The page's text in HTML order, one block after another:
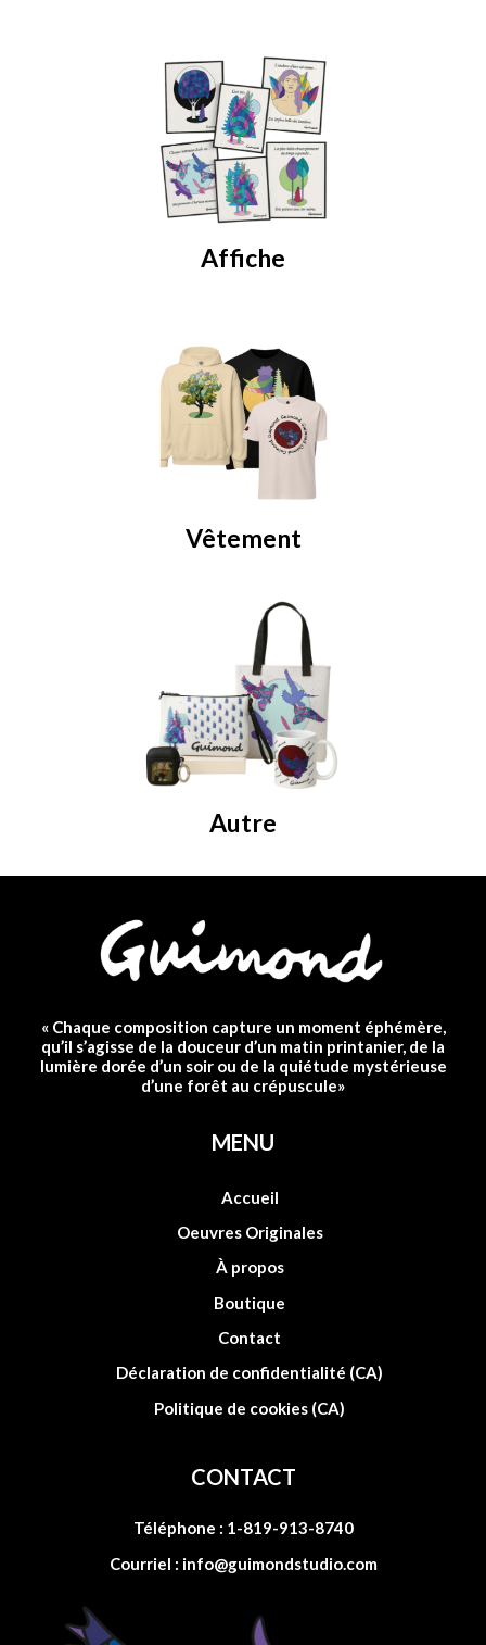
Affiche
Vêtement
Autre
« Chaque composition capture un moment éphémère,
qu’il s’agisse de la douceur d’un matin printanier, de la
lumière dorée d’un soir ou de la quiétude mystérieuse
d’une forêt au crépuscule»
MENU
Accueil
Oeuvres Originales
À propos
Boutique
Contact
Déclaration de confidentialité (CA)
Politique de cookies (CA)
CONTACT
Téléphone : 1-819-913-8740
Courriel : info@guimondstudio.com